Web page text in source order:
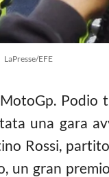
LaPresse/EFE
una gara
Rossi,
gran